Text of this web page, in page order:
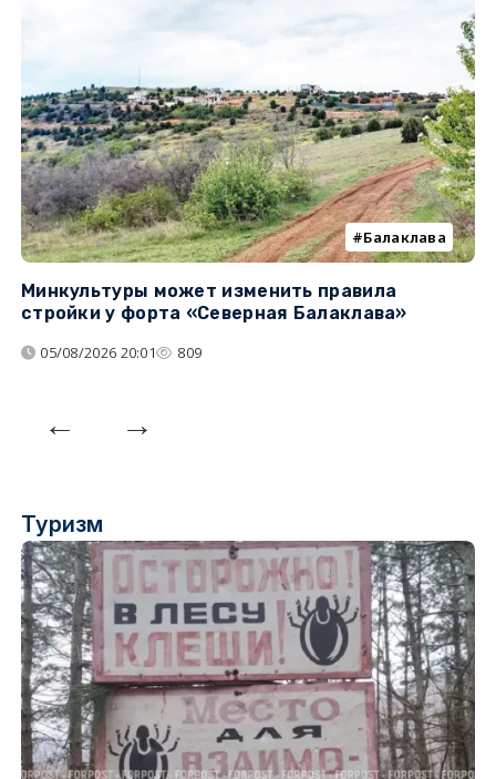
Балаклава
Минкультуры может изменить правила
стройки у форта «Северная Балаклава»
05/08/2026 20:01 809
Туризм